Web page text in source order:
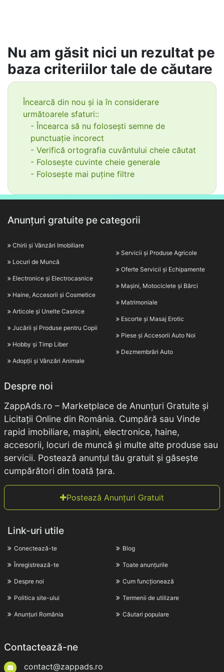
Nu am găsit nici un rezultat pe
baza criteriilor tale de căutare
Încearcă din nou și ia în considerare
următoarele sfaturi::
- Încearca să nu folosești semne de
punctuație incorect
- Verifică ortografia cuvântului cheie căutat
- Folosește cuvinte cheie generale
- Folosește mai puține filtre
Anunțuri gratuite pe categorii
Chirii și Vânzări Imobiliare
Locuri de Muncă
Electronice și Electrocasnice
Haine, Accesorii și Cosmetice
Articole și Unelte Casnice
Jucării și Produse pentru Copii
Hobby și Timp Liber
Adopții și Vânzări Animale
Servicii și Produse Agricole
Oferte Servicii și Echipamente
Mașini, Motociclete și Bărci
Matrimoniale
Escorte și Masaj Erotic
Piese și Accesorii Auto Noi
Dezmembrări Auto
Despre noi
ZappAds.ro – Marketplace de Anunțuri Gratuite și
Licitații Online din România. Cumpără sau Vinde
rapid imobiliare, mașini, electronice, haine,
accesorii, locuri de muncă și multe alte produse sau
servicii. Postează anunțul tău gratuit și găsește
cumpărători din toată țara.
Postează Anunțuri Gratuit
Link-uri utile
Conectează-te
Înregistrează-te
Despre noi
Politica site-ului
Anunțuri România
Blog
Toate anunțurile
Cum funcționează
Termenii de utilizare
Căutari populare
Contactează-ne
contact@zappads.ro